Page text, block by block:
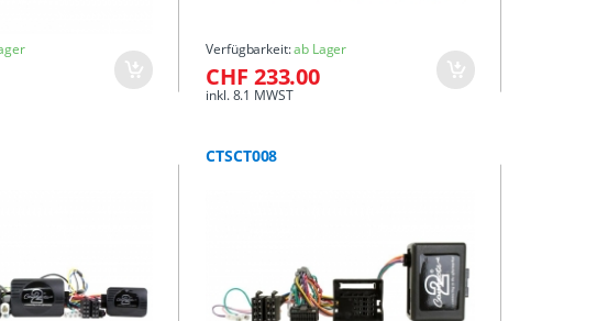
Verfügbarkeit:ab Lager
CHF 233.00
inkl. 8.1 MWST
CTSCT008